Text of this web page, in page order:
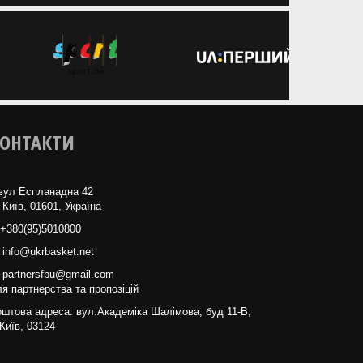
Еспланадна 42
01601, Україна
+380(95)5010800
info@ukrbasket.net
partnersfbu@gmail.com
партнерства та пропозіцій
адреса: вул.Академіка Шалімова, буд 11-В,
03124